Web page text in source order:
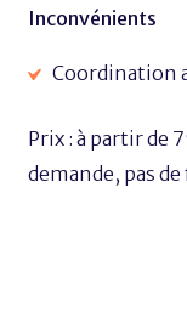
Inconvénients
Coordination
Prix : à partir de
demande, pas